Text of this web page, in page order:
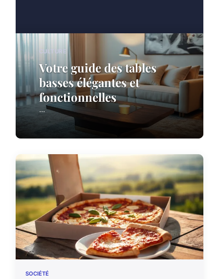
CULTURE
Votre guide des tables
basses élégantes et
fonctionnelles
...
SOCIÉTÉ